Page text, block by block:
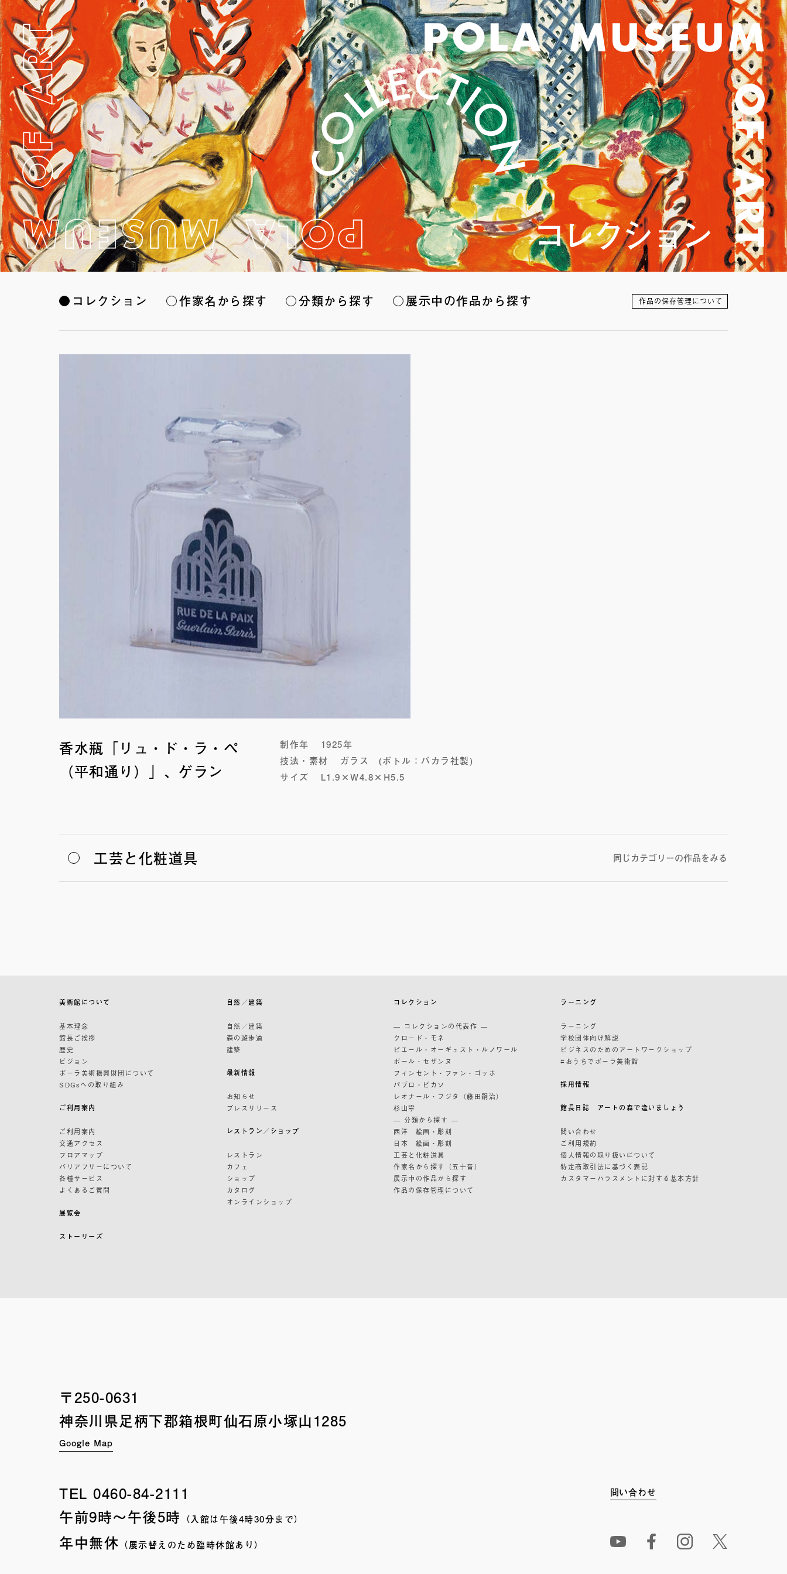
コレクション 作家名から探す 分類から探す 展示中の作品から探す 作品の保存管理について
香水瓶「リュ・ド・ラ・ペ
（平和通り）」、ゲラン
制作年
1925年
技法・素材
ガラス (ボトル：バカラ社製)
サイズ
L1.9×W4.8×H5.5
工芸と化粧道具 同じカテゴリーの作品をみる
美術館について
基本理念
館長ご挨拶
歴史
ビジョン
ポーラ美術振興財団について
SDGsへの取り組み
ご利用案内
ご利用案内
交通アクセス
フロアマップ
バリアフリーについて
各種サービス
よくあるご質問
展覧会
ストーリーズ
自然／建築
自然／建築
森の遊歩道
建築
最新情報
お知らせ
プレスリリース
レストラン／ショップ
レストラン
カフェ
ショップ
カタログ
オンラインショップ
コレクション
— コレクションの代表作 —
クロード・モネ
ピエール・オーギュスト・ルノワール
ポール・セザンヌ
フィンセント・ファン・ゴッホ
パブロ・ピカソ
レオナール・フジタ（藤田嗣治）
杉山寧
— 分類から探す —
西洋 絵画・彫刻
日本 絵画・彫刻
工芸と化粧道具
作家名から探す（五十音）
展示中の作品から探す
作品の保存管理について
ラーニング
ラーニング
学校団体向け解説
ビジネスのためのアートワークショップ
#おうちでポーラ美術館
採用情報
館長日誌 アートの森で逢いましょう
問い合わせ
ご利用規約
個人情報の取り扱いについて
特定商取引法に基づく表記
カスタマーハラスメントに対する基本方針
〒250-0631
神奈川県足柄下郡箱根町仙石原小塚山1285
Google Map
TEL0460-84-2111
午前9時〜午後5時
（入館は午後4時30分まで）
年中無休 （展示替えのため臨時休館あり）
問い合わせ